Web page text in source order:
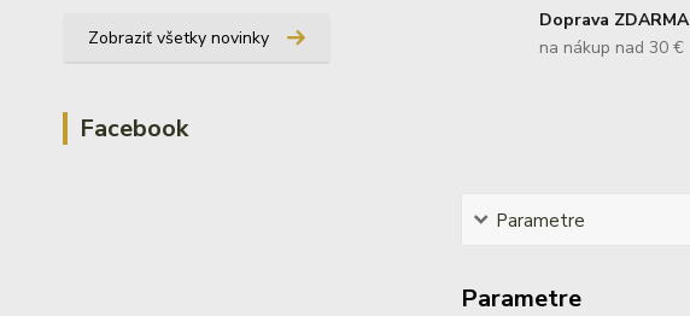
Zobraziť všetky novinky
Facebook
Doprava ZDARMA
na nákup nad 30 €
Parametre
Parametre